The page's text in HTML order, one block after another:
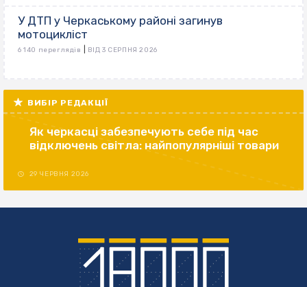
У ДТП у Черкаському районі загинув
мотоцикліст
6 140 переглядів ВІД 3 СЕРПНЯ 2026
ВИБІР РЕДАКЦІЇ
Як черкасці забезпечують себе під час
відключень світла: найпопулярніші товари
29 ЧЕРВНЯ 2026